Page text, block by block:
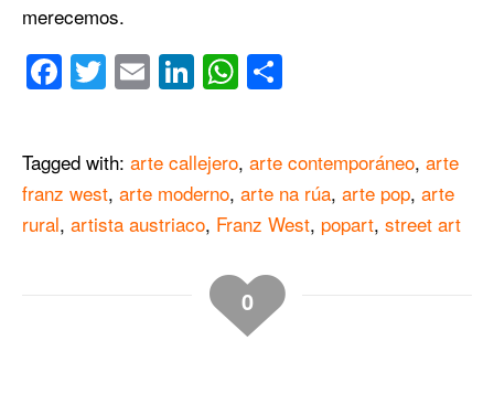
merecemos.
Facebook
Twitter
EmailLinkedIn
WhatsApp
Tagged with: arte callejero, arte contemporáneo, arte
franz west, arte moderno, arte na rúa, arte pop, arte
rural, artista austriaco, Franz West, popart, street art
0